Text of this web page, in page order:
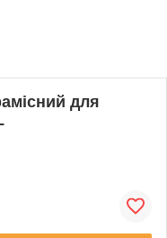
для